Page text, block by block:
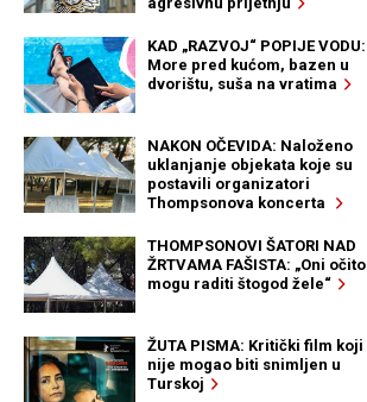
KAD „RAZVOJ“ POPIJE VODU:
More pred kućom, bazen u
dvorištu, suša na vratima
NAKON OČEVIDA: Naloženo
uklanjanje objekata koje su
postavili organizatori
Thompsonova koncerta
THOMPSONOVI ŠATORI NAD
ŽRTVAMA FAŠISTA: „Oni očito
mogu raditi štogod žele“
ŽUTA PISMA: Kritički film koji
nije mogao biti snimljen u
Turskoj